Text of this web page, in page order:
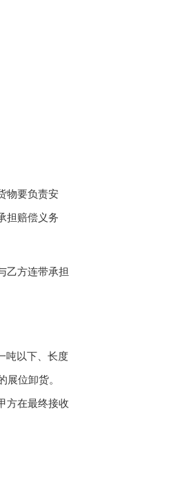
物要负责安
担赔偿义务
乙方连带承担
吨以下、长度
位卸货。
方在最终接收